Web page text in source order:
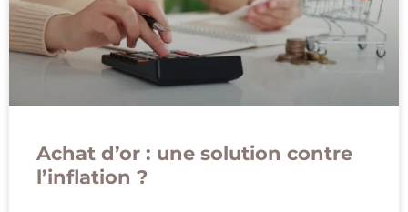
Achat d’or : une solution contre
l’inflation ?